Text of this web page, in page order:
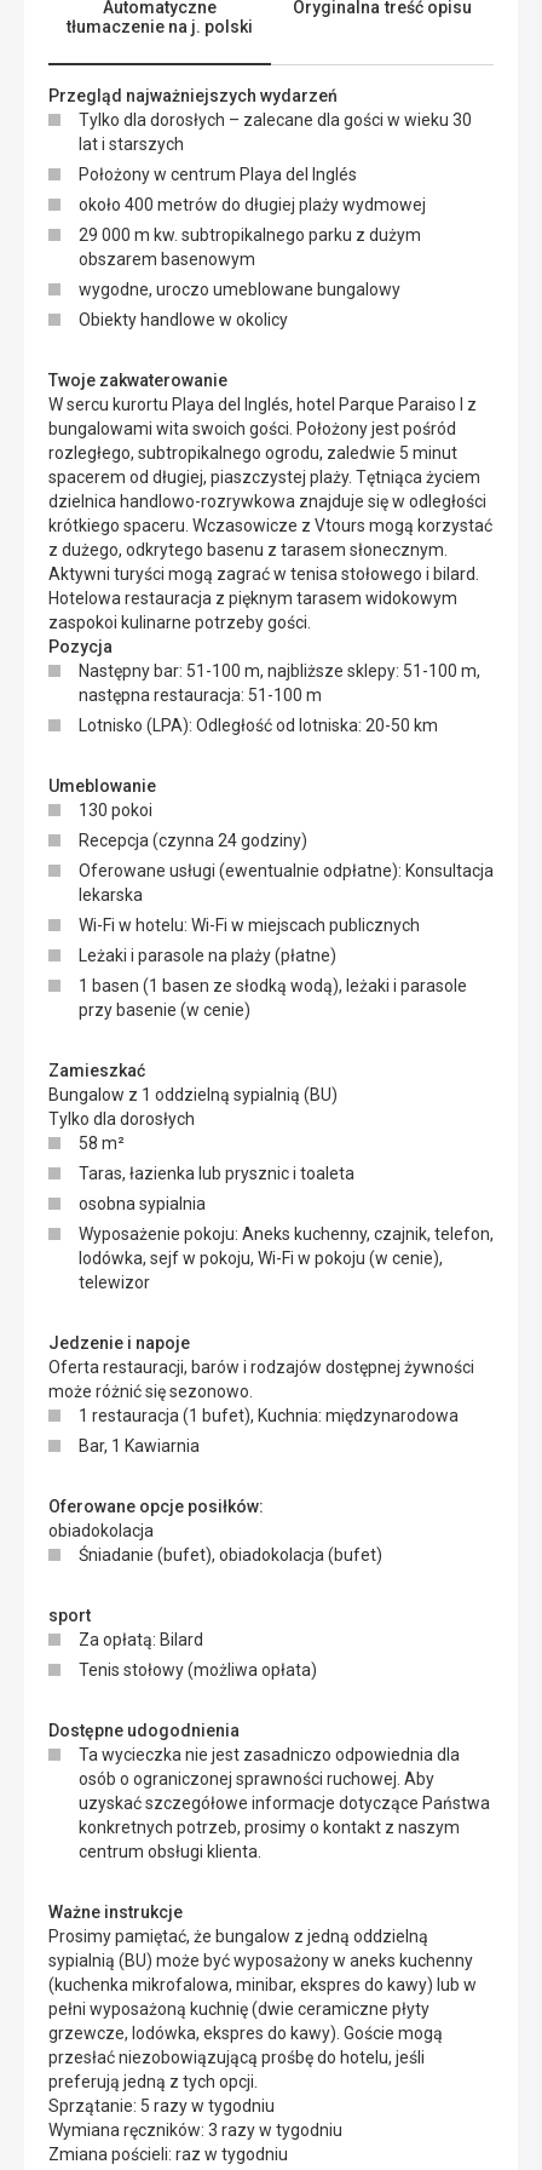
Automatyczne
tłumaczenie na j. polski
Oryginalna treść opisu
Przegląd najważniejszych wydarzeń
Tylko dla dorosłych – zalecane dla gości w wieku 30
lat i starszych
Położony w centrum Playa del Inglés
około 400 metrów do długiej plaży wydmowej
29 000 m kw. subtropikalnego parku z dużym
obszarem basenowym
wygodne, uroczo umeblowane bungalowy
Obiekty handlowe w okolicy
Twoje zakwaterowanie
W sercu kurortu Playa del Inglés, hotel Parque Paraiso I z
bungalowami wita swoich gości. Położony jest pośród
rozległego, subtropikalnego ogrodu, zaledwie 5 minut
spacerem od długiej, piaszczystej plaży. Tętniąca życiem
dzielnica handlowo-rozrywkowa znajduje się w odległości
krótkiego spaceru. Wczasowicze z Vtours mogą korzystać
z dużego, odkrytego basenu z tarasem słonecznym.
Aktywni turyści mogą zagrać w tenisa stołowego i bilard.
Hotelowa restauracja z pięknym tarasem widokowym
zaspokoi kulinarne potrzeby gości.
Pozycja
Następny bar: 51-100 m, najbliższe sklepy: 51-100 m,
następna restauracja: 51-100 m
Lotnisko (LPA): Odległość od lotniska: 20-50 km
Umeblowanie
130 pokoi
Recepcja (czynna 24 godziny)
Oferowane usługi (ewentualnie odpłatne): Konsultacja
lekarska
Wi-Fi w hotelu: Wi-Fi w miejscach publicznych
Leżaki i parasole na plaży (płatne)
1 basen (1 basen ze słodką wodą), leżaki i parasole
przy basenie (w cenie)
Zamieszkać
Bungalow z 1 oddzielną sypialnią (BU)
Tylko dla dorosłych
58 m²
Taras, łazienka lub prysznic i toaleta
osobna sypialnia
Wyposażenie pokoju: Aneks kuchenny, czajnik, telefon,
lodówka, sejf w pokoju, Wi-Fi w pokoju (w cenie),
telewizor
Jedzenie i napoje
Oferta restauracji, barów i rodzajów dostępnej żywności
może różnić się sezonowo.
1 restauracja (1 bufet), Kuchnia: międzynarodowa
Bar, 1 Kawiarnia
Oferowane opcje posiłków:
obiadokolacja
Śniadanie (bufet), obiadokolacja (bufet)
sport
Za opłatą: Bilard
Tenis stołowy (możliwa opłata)
Dostępne udogodnienia
Ta wycieczka nie jest zasadniczo odpowiednia dla
osób o ograniczonej sprawności ruchowej. Aby
uzyskać szczegółowe informacje dotyczące Państwa
konkretnych potrzeb, prosimy o kontakt z naszym
centrum obsługi klienta.
Ważne instrukcje
Prosimy pamiętać, że bungalow z jedną oddzielną
sypialnią (BU) może być wyposażony w aneks kuchenny
(kuchenka mikrofalowa, minibar, ekspres do kawy) lub w
pełni wyposażoną kuchnię (dwie ceramiczne płyty
grzewcze, lodówka, ekspres do kawy). Goście mogą
przesłać niezobowiązującą prośbę do hotelu, jeśli
preferują jedną z tych opcji.
Sprzątanie: 5 razy w tygodniu
Wymiana ręczników: 3 razy w tygodniu
Zmiana pościeli: raz w tygodniu